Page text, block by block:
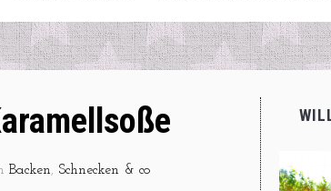
Backen, Schnecken & co